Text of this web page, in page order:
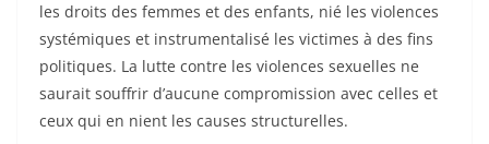
les droits des femmes et des enfants, nié les violences
systémiques et instrumentalisé les victimes à des fins
politiques. La lutte contre les violences sexuelles ne
saurait souffrir d’aucune compromission avec celles et
ceux qui en nient les causes structurelles.